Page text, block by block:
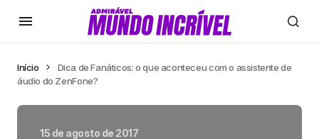
Início
Dica de Fanáticos: o que aconteceu com o assistente de
áudio do ZenFone?
15 de agosto de 2017